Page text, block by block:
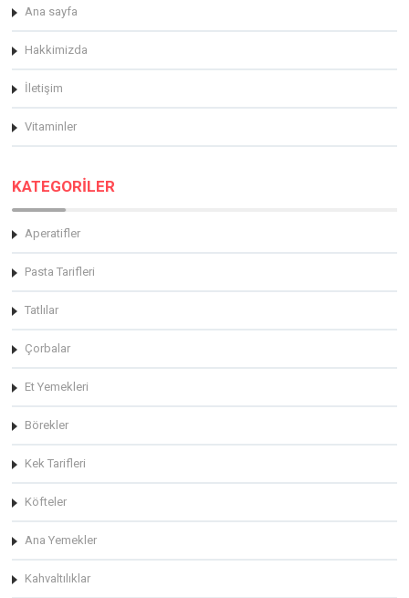
Ana sayfa
Hakkimizda
İletişim
Vitaminler
KATEGORİLER
Aperatifler
Pasta Tarifleri
Tatlılar
Çorbalar
Et Yemekleri
Börekler
Kek Tarifleri
Köfteler
Ana Yemekler
Kahvaltılıklar